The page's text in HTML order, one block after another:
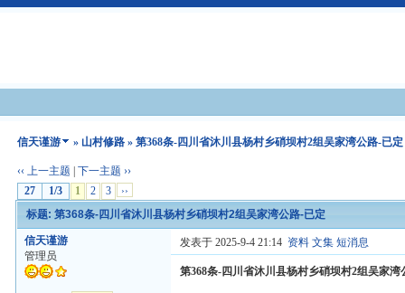
信天谨游 » 山村修路 » 第368条-四川省沐川县杨村乡硝坝村2组吴家湾公路-已定
‹‹ 上一主题 |下一主题 ››
27
1/3 1 2 3 ››
标题: 第368条-四川省沐川县杨村乡硝坝村2组吴家湾公路-已定
信天谨游
管理员
发表于 2025-9-4 21:14 资料 文集 短消息
第368条-四川省沐川县杨村乡硝坝村2组吴家湾